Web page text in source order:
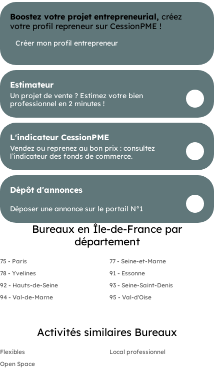
d'Orléans (3)
Boostez votre projet entrepreneurial, créez
votre profil repreneur sur CessionPME !
Créer mon profil entrepreneur
Estimateur
Un projet de vente ? Estimez votre bien
professionnel en 2 minutes !
L'indicateur CessionPME
Vendez ou reprenez au bon prix : consultez
l’indicateur des fonds de commerce.
Dépôt d'annonces
Déposer une annonce sur le portail N°1
Bureaux en Île-de-France par
département
75 - Paris
77 - Seine-et-Marne
78 - Yvelines
91 - Essonne
92 - Hauts-de-Seine
93 - Seine-Saint-Denis
94 - Val-de-Marne
95 - Val-d'Oise
Activités similaires Bureaux
Flexibles
Local professionnel
Open Space